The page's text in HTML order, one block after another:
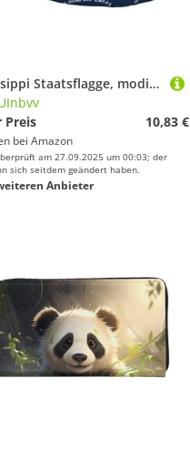
Mississippi Staatsflagge, modisches Sport-Stirnband, schweißabsorbierend, elastisch, atmungsaktiv, Unisex, für Laufen, Fitness, Yoga und andere Sportarten
Preis
10,83 €
bei Amazon
am 27.09.2025 um 00:03; der
sich seitdem geändert haben.
Anbieter